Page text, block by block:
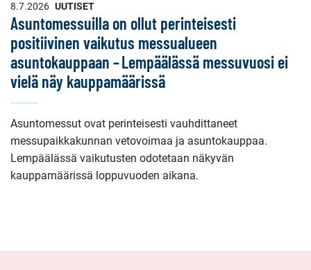
8.7.2026 UUTISET
Asuntomessuilla on ollut perinteisesti
positiivinen vaikutus messualueen
asuntokauppaan – Lempäälässä messuvuosi ei
vielä näy kauppamäärissä
Asuntomessut ovat perinteisesti vauhdittaneet
messupaikkakunnan vetovoimaa ja asuntokauppaa.
Lempäälässä vaikutusten odotetaan näkyvän
kauppamäärissä loppuvuoden aikana.